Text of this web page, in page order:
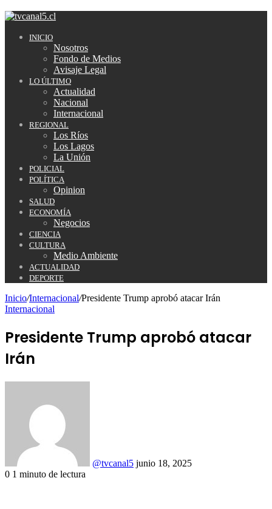
INICIO
Nosotros
Fondo de Medios
Avisaje Legal
LO ÚLTIMO
Actualidad
Nacional
Internacional
REGIONAL
Los Ríos
Los Lagos
La Unión
POLICIAL
POLÍTICA
Opinion
SALUD
ECONOMÍA
Negocios
CIENCIA
CULTURA
Medio Ambiente
ACTUALIDAD
DEPORTE
Inicio/Internacional/Presidente Trump aprobó atacar Irán
Internacional
Presidente Trump aprobó atacar
Irán
@tvcanal5 junio 18, 2025
0 1 minuto de lectura